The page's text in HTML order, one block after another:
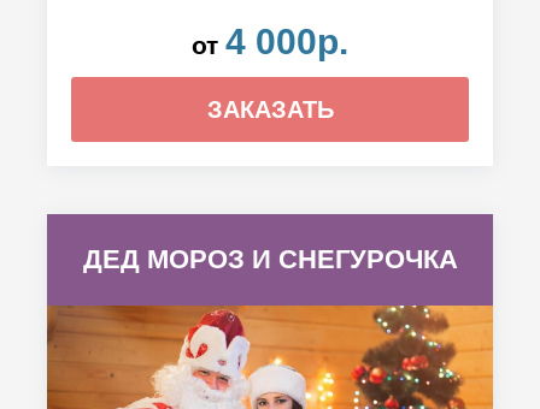
от 4 000р.
ЗАКАЗАТЬ
ДЕД МОРОЗ И СНЕГУРОЧКА